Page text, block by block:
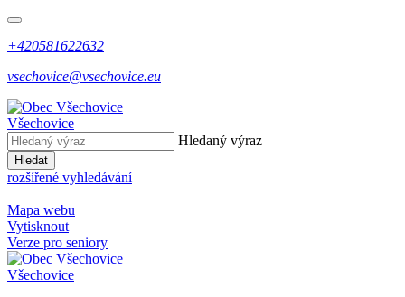
+420581622632
vsechovice@vsechovice.eu
Všechovice
Hledaný výraz
Hledat
rozšířené vyhledávání
Mapa webu
Vytisknout
Verze pro seniory
Všechovice